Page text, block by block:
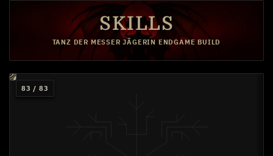
SKILLS
TANZ DER MESSER JÄGERIN ENDGAME BUILD
83 / 83
15
1
15
4
15
15